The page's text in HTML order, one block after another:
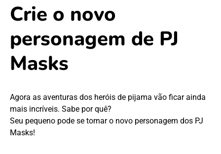
Crie o novo
personagem de PJ
Masks
Agora as aventuras dos heróis de pijama vão ficar ainda
mais incríveis. Sabe por quê?
Seu pequeno pode se tornar o novo personagem dos PJ
Masks!